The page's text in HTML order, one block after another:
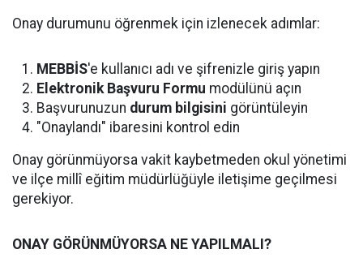
Onay durumunu öğrenmek için izlenecek adımlar:
MEBBİS'e kullanıcı adı ve şifrenizle giriş yapın
Elektronik Başvuru Formu modülünü açın
Başvurunuzun durum bilgisini görüntüleyin
"Onaylandı" ibaresini kontrol edin
Onay görünmüyorsa vakit kaybetmeden okul yönetimi
ve ilçe millî eğitim müdürlüğüyle iletişime geçilmesi
gerekiyor.
ONAY GÖRÜNMÜYORSA NE YAPILMALI?